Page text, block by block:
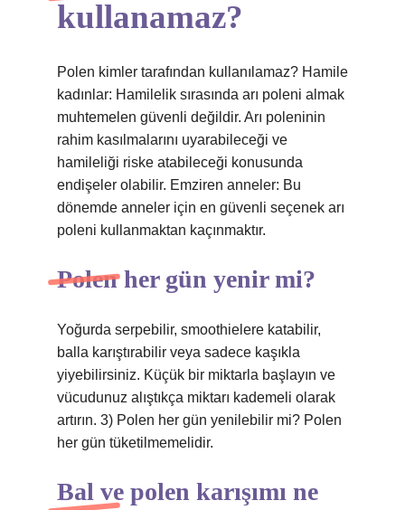
kullanamaz?
Polen kimler tarafından kullanılamaz? Hamile
kadınlar: Hamilelik sırasında arı poleni almak
muhtemelen güvenli değildir. Arı poleninin
rahim kasılmalarını uyarabileceği ve
hamileliği riske atabileceği konusunda
endişeler olabilir. Emziren anneler: Bu
dönemde anneler için en güvenli seçenek arı
poleni kullanmaktan kaçınmaktır.
Polen her gün yenir mi?
Yoğurda serpebilir, smoothielere katabilir,
balla karıştırabilir veya sadece kaşıkla
yiyebilirsiniz. Küçük bir miktarla başlayın ve
vücudunuz alıştıkça miktarı kademeli olarak
artırın. 3) Polen her gün yenilebilir mi? Polen
her gün tüketilmemelidir.
Bal ve polen karışımı ne